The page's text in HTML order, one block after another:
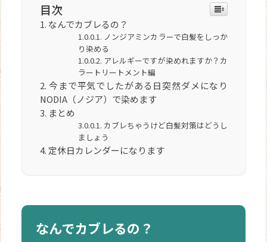
目次
なんでカブレるの？
ノンジアミンカラーで白髪をしっか
り染める
アレルギーですが染めれますか？カ
ラートリートメント編
今まで平気でしたがある日突然ダメになり
NODIA（ノジア）で染めます
まとめ
カブレちゃうけど白髪対策はどうし
ましょう
定休日カレンダーになります
なんでカブレるの？